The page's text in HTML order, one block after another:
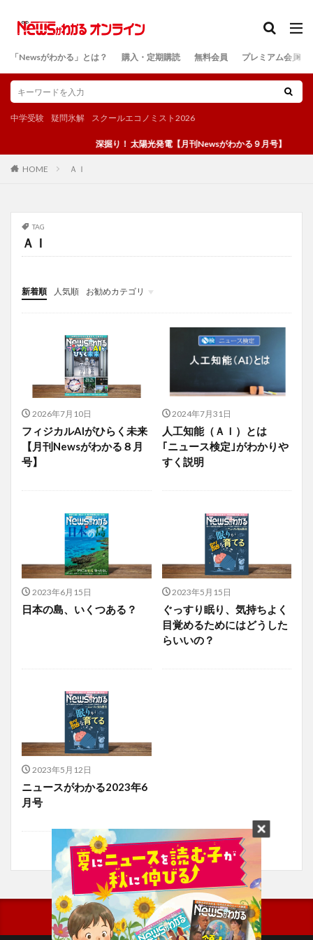
「Newsがわかる」とは？ 購入・定期購読 無料会員 プレミアム会員
中学受験 疑問氷解 スクールエコノミスト2026
深掘り！ 太陽光発電【月刊Newsがわかる９月号】
HOME ＡＩ
TAG
ＡＩ
新着順 人気順
お勧めカテゴリ
投稿
学び
マンガ
電子書籍
2026年7月10日
フィジカルAIがひらく未来
【月刊Newsがわかる８月
号】
2024年7月31日
人工知能（ＡＩ）とは
｢ニュース検定｣がわかりや
すく説明
2023年6月15日
日本の島、いくつある？
2023年5月15日
ぐっすり眠り、気持ちよく
目覚めるためにはどうした
らいいの？
2023年5月12日
ニュースがわかる2023年6
月号
検索